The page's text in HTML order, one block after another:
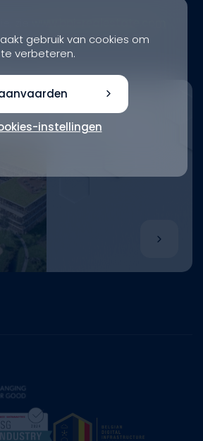
zie
gebruik van cookies om
verbeteren.
instellingen